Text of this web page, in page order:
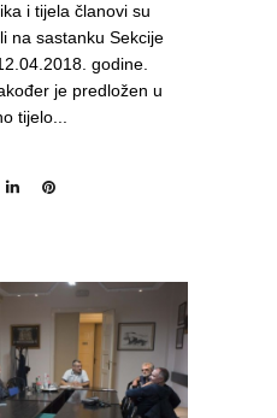
i tijela članovi su
na sastanku Sekcije
godine.
je predložen u
tijelo...